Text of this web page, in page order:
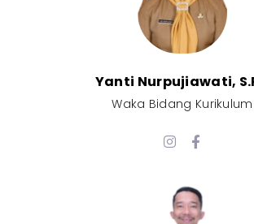
Yanti Nurpujiawati,
Waka Bidang Kurikulum